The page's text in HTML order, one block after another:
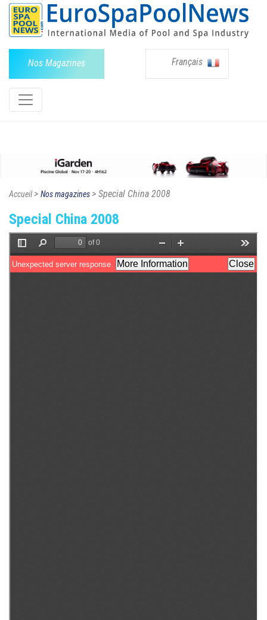
Nos Magazines Français
Accueil> Nos magazines> Special China 2008
Special China 2008